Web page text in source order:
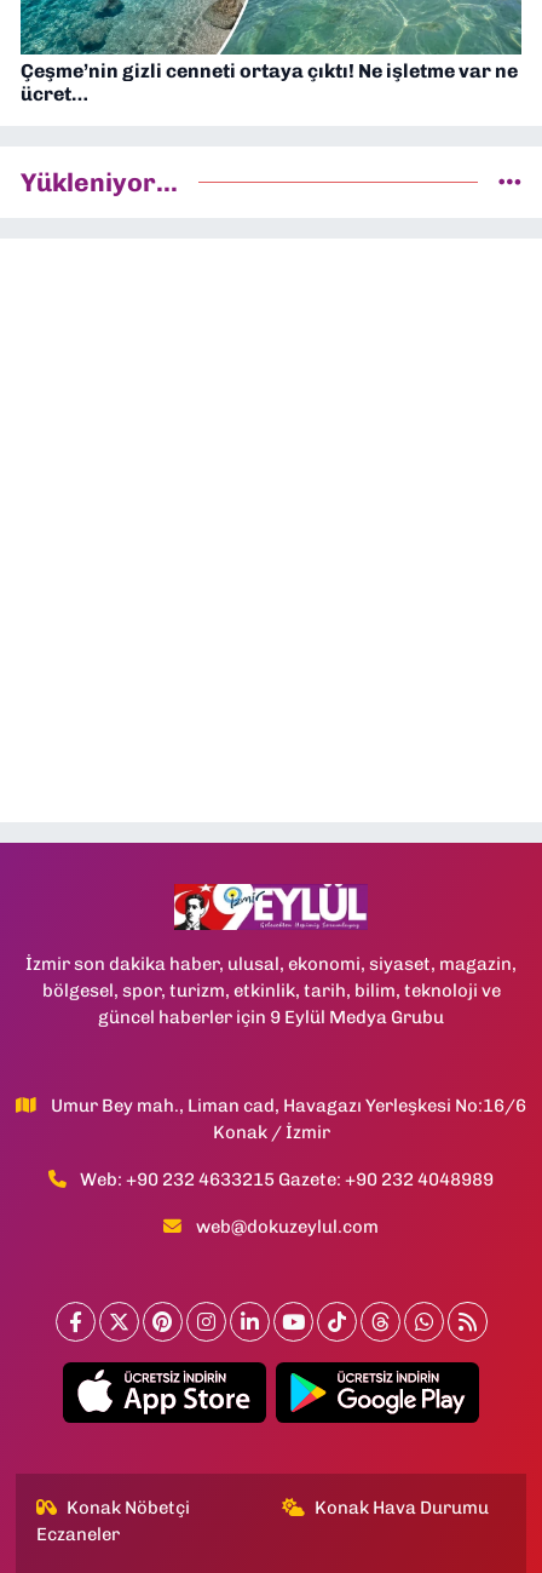
Çeşme’nin gizli cenneti ortaya çıktı! Ne işletme var ne
ücret…
Yükleniyor...
İzmir son dakika haber, ulusal, ekonomi, siyaset, magazin,
bölgesel, spor, turizm, etkinlik, tarih, bilim, teknoloji ve
güncel haberler için 9 Eylül Medya Grubu
Umur Bey mah., Liman cad, Havagazı Yerleşkesi No:16/6
Konak / İzmir
Web: +90 232 4633215 Gazete: +90 232 4048989
web@dokuzeylul.com
Konak Nöbetçi
Eczaneler
Konak Hava Durumu